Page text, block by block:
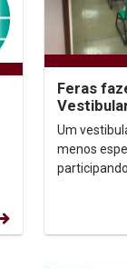
Feras
Um
menos